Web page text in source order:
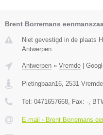
Brent Borremans
Niet gevestigd in de plaats
Antwerpen.
Antwerpen » Vremde
Pietingbaan16, 2531 Vremde
Tel: 0471657668, Fax: -,
E-mail › Brent Borremans